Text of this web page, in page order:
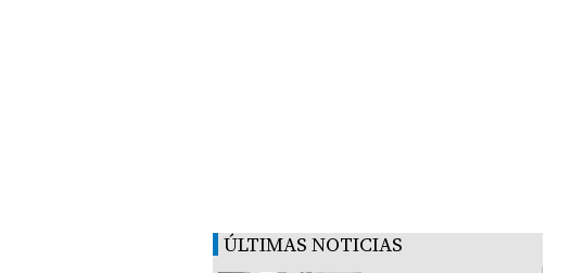
ÚLTIMAS NOTICIAS